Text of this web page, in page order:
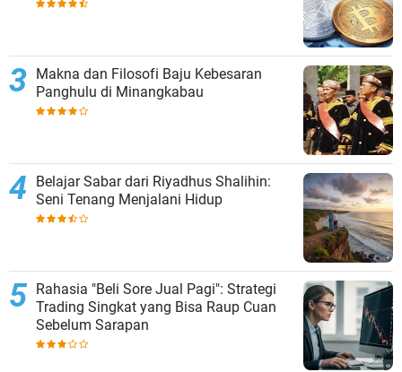
Makna dan Filosofi Baju Kebesaran
Panghulu di Minangkabau
Belajar Sabar dari Riyadhus Shalihin:
Seni Tenang Menjalani Hidup
Rahasia "Beli Sore Jual Pagi": Strategi
Trading Singkat yang Bisa Raup Cuan
Sebelum Sarapan